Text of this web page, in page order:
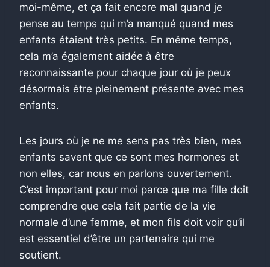
moi-même, et ça fait encore mal quand je
pense au temps qui m’a manqué quand mes
enfants étaient très petits. En même temps,
cela m’a également aidée à être
reconnaissante pour chaque jour où je peux
désormais être pleinement présente avec mes
enfants.
Les jours où je ne me sens pas très bien, mes
enfants savent que ce sont mes hormones et
non elles, car nous en parlons ouvertement.
C’est important pour moi parce que ma fille doit
comprendre que cela fait partie de la vie
normale d’une femme, et mon fils doit voir qu’il
est essentiel d’être un partenaire qui me
soutient.